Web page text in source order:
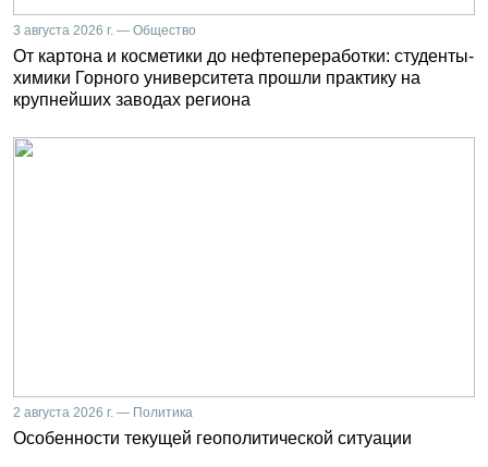
3 августа 2026 г. — Общество
От картона и косметики до нефтепереработки: студенты-
химики Горного университета прошли практику на
крупнейших заводах региона
2 августа 2026 г. — Политика
Особенности текущей геополитической ситуации